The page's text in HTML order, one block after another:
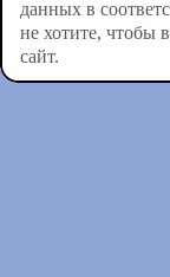
данных в
не хотите, чтобы
сайт.